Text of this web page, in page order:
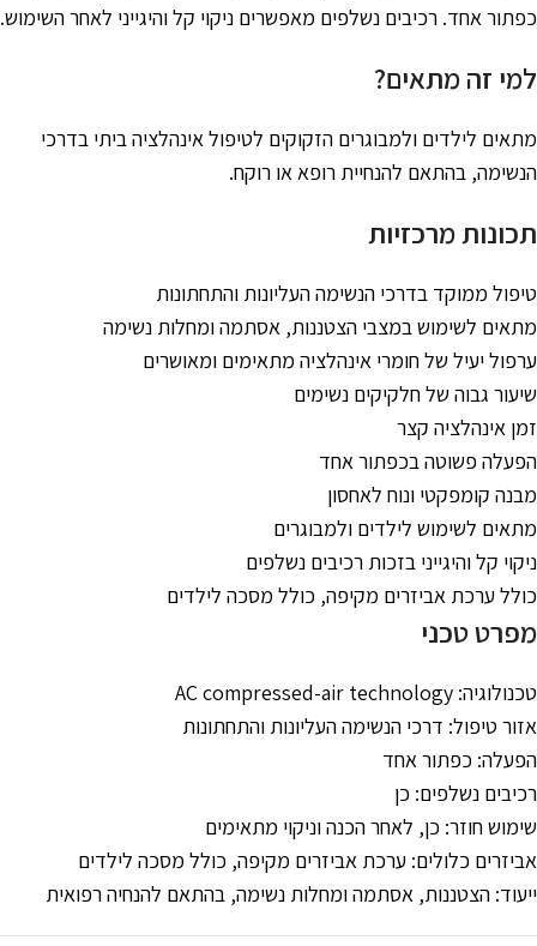
כפתור אחד. רכיבים נשלפים מאפשרים ניקוי קל והיגייני לאחר השימוש.
למי זה מתאים?
מתאים לילדים ולמבוגרים הזקוקים לטיפול אינהלציה ביתי בדרכי
הנשימה, בהתאם להנחיית רופא או רוקח.
תכונות מרכזיות
טיפול ממוקד בדרכי הנשימה העליונות והתחתונות
מתאים לשימוש במצבי הצטננות, אסתמה ומחלות נשימה
ערפול יעיל של חומרי אינהלציה מתאימים ומאושרים
שיעור גבוה של חלקיקים נשימים
זמן אינהלציה קצר
הפעלה פשוטה בכפתור אחד
מבנה קומפקטי ונוח לאחסון
מתאים לשימוש לילדים ולמבוגרים
ניקוי קל והיגייני בזכות רכיבים נשלפים
כולל ערכת אביזרים מקיפה, כולל מסכה לילדים
מפרט טכני
טכנולוגיה: AC compressed-air technology
אזור טיפול: דרכי הנשימה העליונות והתחתונות
הפעלה: כפתור אחד
רכיבים נשלפים: כן
שימוש חוזר: כן, לאחר הכנה וניקוי מתאימים
אביזרים כלולים: ערכת אביזרים מקיפה, כולל מסכה לילדים
ייעוד: הצטננות, אסתמה ומחלות נשימה, בהתאם להנחיה רפואית